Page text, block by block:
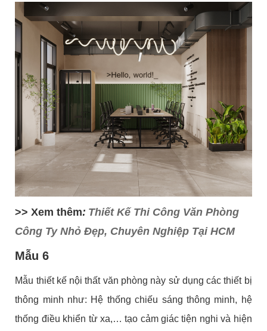
>> Xem thêm: Thiết Kế Thi Công Văn Phòng
Công Ty Nhỏ Đẹp, Chuyên Nghiệp Tại HCM
Mẫu 6
Mẫu thiết kế nội thất văn phòng này sử dụng các thiết bị
thông minh như: Hệ thống chiếu sáng thông minh, hệ
thống điều khiển từ xa,… tạo cảm giác tiện nghi và hiện